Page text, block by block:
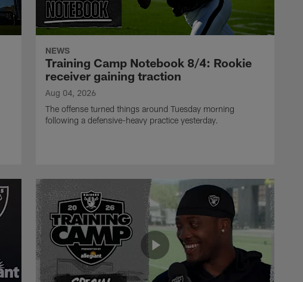
NEWS
Training Camp Notebook 8/4: Rookie
receiver gaining traction
Aug 04, 2026
The offense turned things around Tuesday morning
following a defensive-heavy practice yesterday.